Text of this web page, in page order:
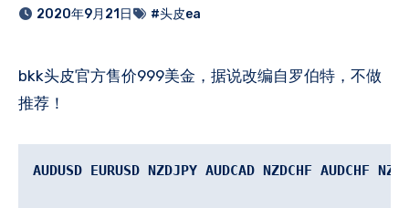
2020年9月21日 #头皮ea
bkk头皮官方售价999美金，据说改编自罗伯特，不做
推荐！
AUDUSD EURUSD NZDJPY AUDCAD NZDCHF AUDCHF